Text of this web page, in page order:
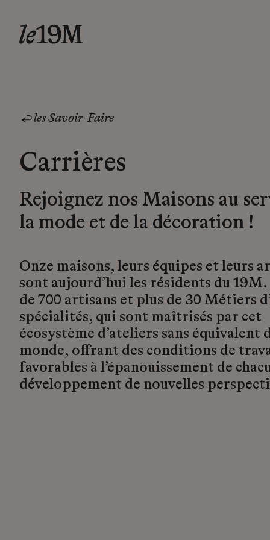
les Savoir-Faire
Carrières
Rejoignez nos Maisons au
la mode et de la décoration !
Onze maisons, leurs équipes et leurs
sont aujourd’hui les résidents du
de 700 artisans et plus de 30 Métiers
spécialités, qui sont maîtrisés par cet
écosystème d’ateliers sans équivalent
monde, offrant des conditions de
favorables à l’épanouissement de
développement de nouvelles